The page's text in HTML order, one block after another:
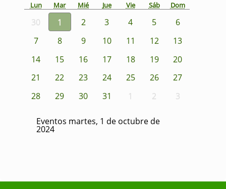
Lun Mar Mié Jue Vie Sáb Dom
30 1 2 3 4 5
6
7
8 9 10 11 12
13
14
15 16 17 18 19
20
21
22 23 24 25 26
27
28
29 30 31 1 2 3
Eventos martes, 1 de octubre de
2024